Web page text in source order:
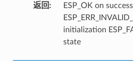
返回 :
ESP_OK on success
initialization
state